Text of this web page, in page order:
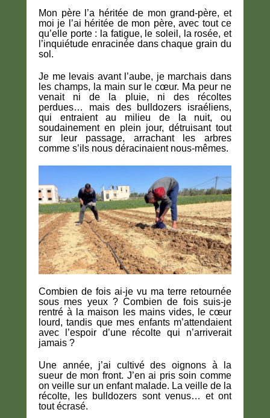
Mon père l’a héritée de mon grand-père, et
moi je l’ai héritée de mon père, avec tout ce
qu’elle porte : la fatigue, le soleil, la rosée, et
l’inquiétude enracinée dans chaque grain du
sol.
Je me levais avant l’aube, je marchais dans
les champs, la main sur le cœur. Ma peur ne
venait ni de la pluie, ni des récoltes
perdues… mais des bulldozers israéliens,
qui entraient au milieu de la nuit, ou
soudainement en plein jour, détruisant tout
sur leur passage, arrachant les arbres
comme s’ils nous déracinaient nous-mêmes.
Combien de fois ai-je vu ma terre retournée
sous mes yeux ? Combien de fois suis-je
rentré à la maison les mains vides, le cœur
lourd, tandis que mes enfants m’attendaient
avec l’espoir d’une récolte qui n’arriverait
jamais ?
Une année, j’ai cultivé des oignons à la
sueur de mon front. J’en ai pris soin comme
on veille sur un enfant malade. La veille de la
récolte, les bulldozers sont venus… et ont
tout écrasé.